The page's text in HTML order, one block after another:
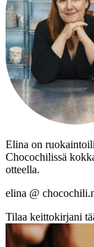
Elina on
Chocochilissä
otteella.
elina @
Tilaa keittokirjani